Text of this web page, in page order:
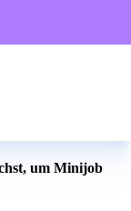
um Minijob